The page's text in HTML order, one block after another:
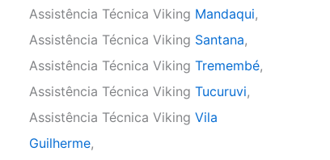
Assistência Técnica Viking Mandaqui,
Assistência Técnica Viking Santana,
Assistência Técnica Viking Tremembé,
Assistência Técnica Viking Tucuruvi,
Assistência Técnica Viking Vila
Guilherme,